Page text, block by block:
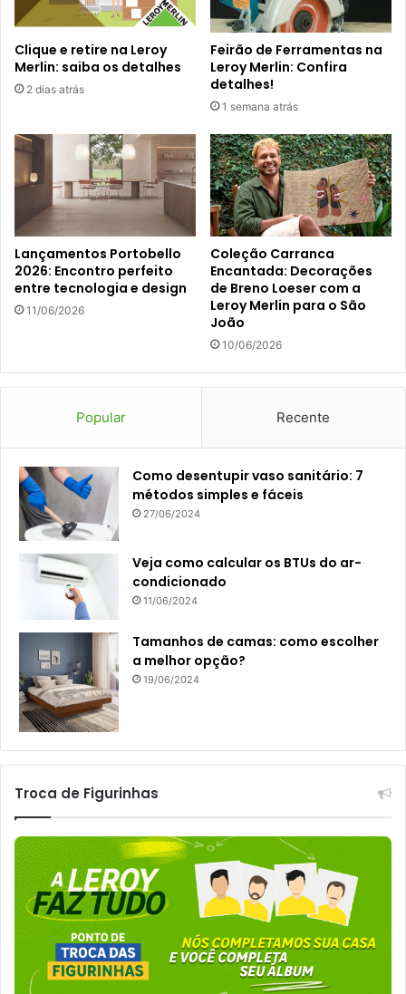
Clique e retire na Leroy
Merlin: saiba os detalhes
2 dias atrás
Feirão de Ferramentas na
Leroy Merlin: Confira
detalhes!
1 semana atrás
Lançamentos Portobello
2026: Encontro perfeito
entre tecnologia e design
11/06/2026
Coleção Carranca
Encantada: Decorações
de Breno Loeser com a
Leroy Merlin para o São
João
10/06/2026
Popular Recente
Como desentupir vaso sanitário: 7
métodos simples e fáceis
27/06/2024
Veja como calcular os BTUs do ar-
condicionado
11/06/2024
Tamanhos de camas: como escolher
a melhor opção?
19/06/2024
Troca de Figurinhas